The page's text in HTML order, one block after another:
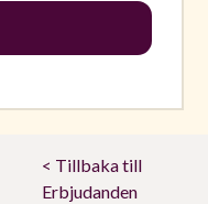
< Tillbaka till
Erbjudanden